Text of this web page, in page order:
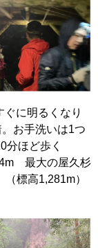
に明るくなり
お手洗いは1つ
分ほど歩く
最大の屋久杉
標高1,281m）